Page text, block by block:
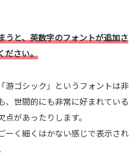
うと、英数字のフォントが追加さ
ださい。
游ゴシック」というフォントは非
、世間的にも非常に好まれている
があったりします。
ーく細くはかない感じで表示され